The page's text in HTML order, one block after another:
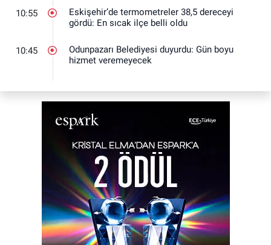
10:55
Eskişehir’de termometreler 38,5 dereceyi
gördü: En sıcak ilçe belli oldu
10:45
Odunpazarı Belediyesi duyurdu: Gün boyu
hizmet veremeyecek